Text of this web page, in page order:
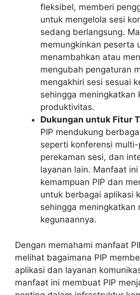
fleksibel, memberi
untuk mengelola sesi
sedang berlangsung.
memungkinkan peserta
menambahkan atau
mengubah pengaturan
mengakhiri sesi sesuai
sehingga meningkatkan
produktivitas.
Dukungan untuk Fitur
PIP mendukung
seperti konferensi multi-
perekaman sesi, dan
layanan lain. Manfaat
kemampuan PIP dan
untuk berbagai aplikasi
sehingga meningkatkan
kegunaannya.
Dengan memahami manfaat
melihat bagaimana PIP
aplikasi dan layanan
manfaat ini membuat PIP